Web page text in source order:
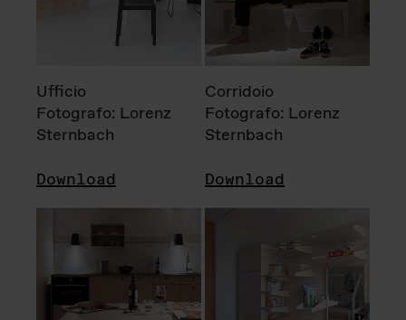
Ufficio
Fotografo: Lorenz
Sternbach
Download
Corridoio
Fotografo: Lorenz
Sternbach
Download